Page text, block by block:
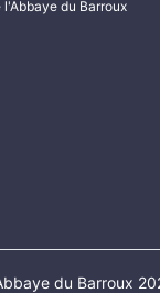
du Barroux
du Barroux